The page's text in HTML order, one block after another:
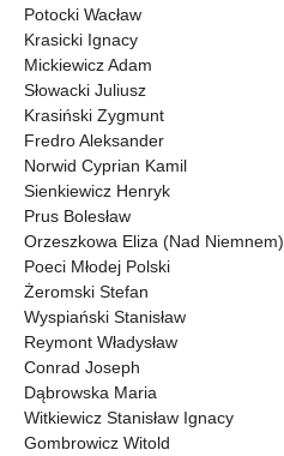
Potocki Wacław
Krasicki Ignacy
Mickiewicz Adam
Słowacki Juliusz
Krasiński Zygmunt
Fredro Aleksander
Norwid Cyprian Kamil
Sienkiewicz Henryk
Prus Bolesław
Orzeszkowa Eliza (Nad Niemnem)
Poeci Młodej Polski
Żeromski Stefan
Wyspiański Stanisław
Reymont Władysław
Conrad Joseph
Dąbrowska Maria
Witkiewicz Stanisław Ignacy
Gombrowicz Witold